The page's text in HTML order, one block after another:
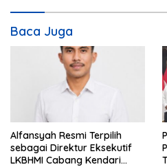
s
i
p
Baca Juga
Alfansyah Resmi Terpilih
sebagai Direktur Eksekutif
LKBHMI Cabang Kendari